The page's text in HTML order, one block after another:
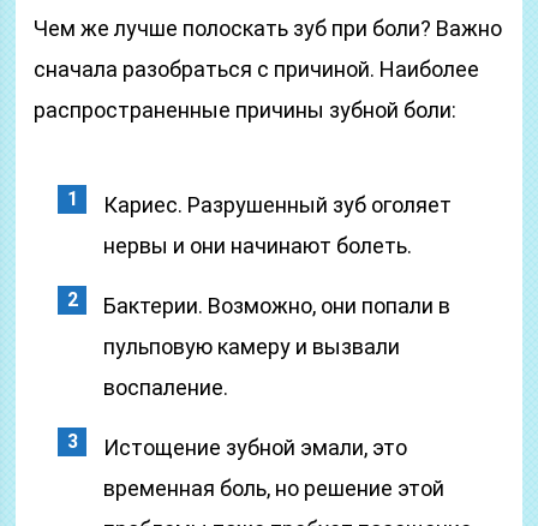
Чем же лучше полоскать зуб при боли? Важно
сначала разобраться с причиной. Наиболее
распространенные причины зубной боли:
Кариес. Разрушенный зуб оголяет
нервы и они начинают болеть.
Бактерии. Возможно, они попали в
пульповую камеру и вызвали
воспаление.
Истощение зубной эмали, это
временная боль, но решение этой